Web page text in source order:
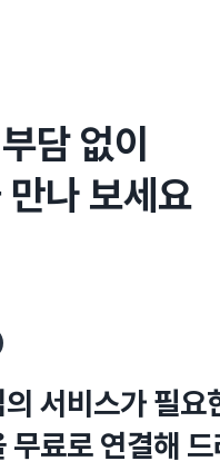
담 없이
나 보세요
서비스가 필요
무료로 연결해